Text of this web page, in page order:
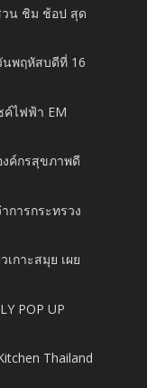
วน ชิม ช้อป สุด
นพฤหัสบดีที่ 16
ค์ไฟฟ้า EM
ค์กรสุขภาพดี
การกระทรวง
กาะสมุย เผย
POP UP
Thailand